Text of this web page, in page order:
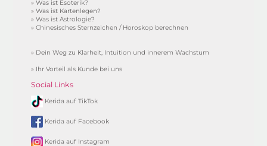
»Was ist Esoterik?
»Was ist Kartenlegen?
»Was ist Astrologie?
»Chinesisches Sternzeichen / Horoskop berechnen
» Dein Weg zu Klarheit, Intuition und innerem Wachstum
» Ihr Vorteil als Kunde bei uns
Social Links
Kerida auf TikTok
Kerida auf Facebook
Kerida auf Instagram